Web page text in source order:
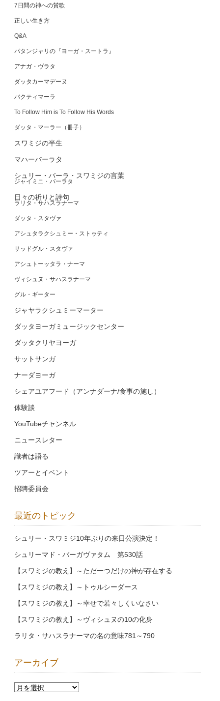
7日間の神への賛歌
正しい生き方
Q&A
パタンジャリの『ヨーガ・スートラ』
アナガ・ヴラタ
ダッタカーマデーヌ
バクティマーラ
To Follow Him is To Follow His Words
ダッタ・マーラー（冊子）
スワミジの半生
マハーバーラタ
シュリー・バーラ・スワミジの言葉
ジャイミニ・バーラタ
日々の祈りと詩句
ラリタ・サハスラナーマ
ダッタ・スタヴァ
アシュタラクシュミー・ストゥティ
サッドグル・スタヴァ
アシュトーッタラ・ナーマ
ヴィシュヌ・サハスラナーマ
グル・ギーター
ジャヤラクシュミーマーター
ダッタヨーガミュージックセンター
ダッタクリヤヨーガ
サットサンガ
ナーダヨーガ
シェアユアフード（アンナダーナ/食事の施し）
体験談
YouTubeチャンネル
ニュースレター
識者は語る
ツアーとイベント
招聘委員会
最近のトピック
シュリー・スワミジ10年ぶりの来日公演決定！
シュリーマド・バーガヴァタム 第530話
【スワミジの教え】～ただ一つだけの神が存在する
【スワミジの教え】～トゥルシーダース
【スワミジの教え】～幸せで若々しくいなさい
【スワミジの教え】～ヴィシュヌの10の化身
ラリタ・サハスラナーマの名の意味781～790
アーカイブ